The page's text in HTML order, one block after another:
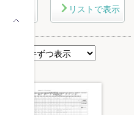
リストで表示